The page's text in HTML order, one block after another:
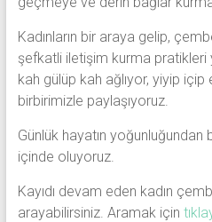
Kadınların bir araya gelip,
şefkatli iletişim kurma pratikleri
kah gülüp kah ağlıyor, yiyip
birbirimizle paylaşıyoruz.
Günlük hayatın
içinde oluyoruz.
Kayıdı devam eden kadın
arayabilirsiniz. Aramak için